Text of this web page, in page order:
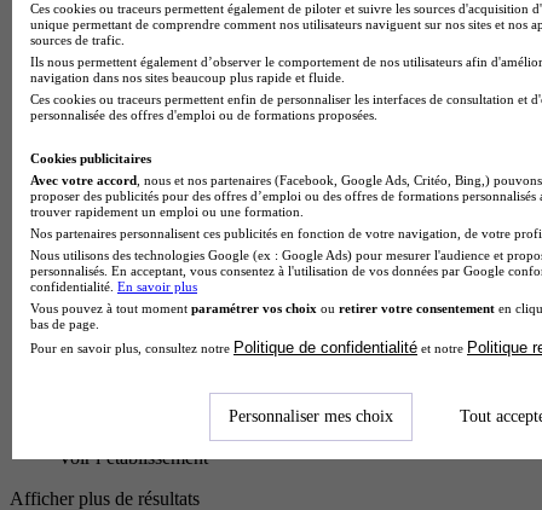
Voir l’établissement
Afficher plus de résultats
Ces cookies ou traceurs permettent également de piloter et suivre les sources d'acquisition
unique permettant de comprendre comment nos utilisateurs naviguent sur nos sites et nos
sources de trafic.
Ils nous permettent également d’observer le comportement de nos utilisateurs afin
navigation dans nos sites beaucoup plus rapide et fluide.
Ces cookies ou traceurs permettent enfin de personnaliser les interfaces de consultation et
personnalisée des offres d'emploi ou de formations proposées.
Cookies publicitaires
Avec votre accord , nous et nos partenaires (Facebook, Google Ads, Critéo, Bing,)
proposer des publicités pour des offres d’emploi ou des offres de formations
trouver rapidement un emploi ou une formation.
Nos partenaires personnalisent ces publicités en fonction de votre navigation, de votre
Nous utilisons des technologies Google (ex : Google Ads) pour mesurer l'audience et
personnalisés. En acceptant, vous consentez à l'utilisation de vos données par Google
confidentialité. En savoir plus
Vous pouvez à tout moment paramétrer vos choix ou retirer votre consentement en
bas de page.
Pour en savoir plus, consultez notre Politique de confidentialité et notre Politique
Personnaliser mes choix Tout